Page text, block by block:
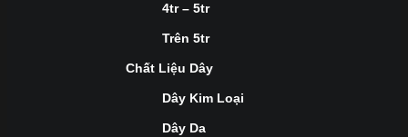
4tr – 5tr
Trên 5tr
Chất Liệu Dây
Dây Kim Loại
Dây Da